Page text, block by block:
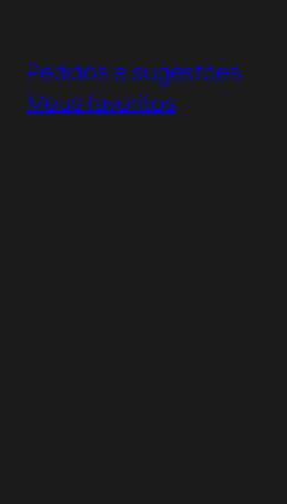
Pedidos e sugestões
Meus favoritos